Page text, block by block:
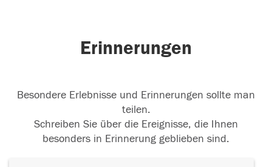
Erinnerungen
Besondere Erlebnisse und Erinnerungen sollte man
teilen.
Schreiben Sie über die Ereignisse, die Ihnen
besonders in Erinnerung geblieben sind.